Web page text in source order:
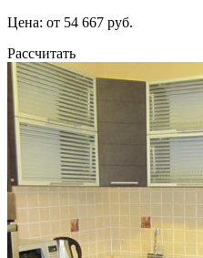
Цена: от 54 667 руб.
Рассчитать